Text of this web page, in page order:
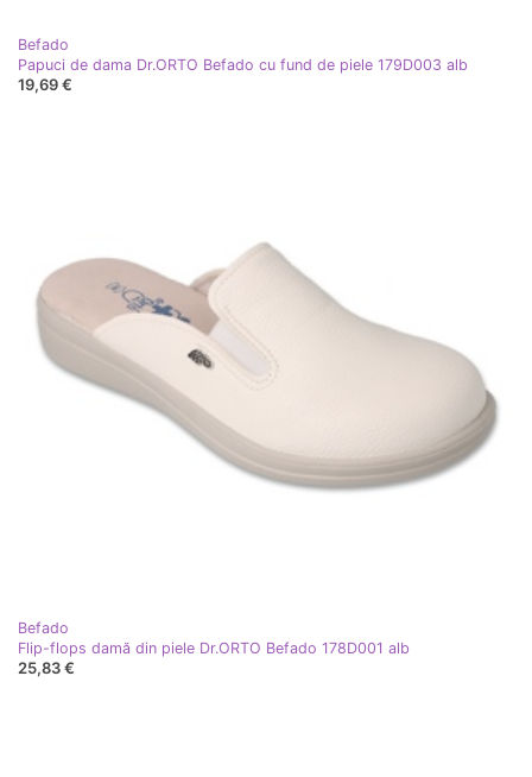
Befado
Papuci de dama Dr.ORTO Befado cu fund de piele 179D003 alb
19,69 €
Befado
Flip-flops damă din piele Dr.ORTO Befado 178D001 alb
25,83 €